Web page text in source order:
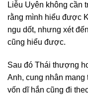
Liễu Uyên không cần
rằng mình hiểu được
ngu dốt, nhưng xét
cũng hiểu được.
Sau đó Thái thượng
Anh, cung nhân
vốn dĩ hắn cũng đi